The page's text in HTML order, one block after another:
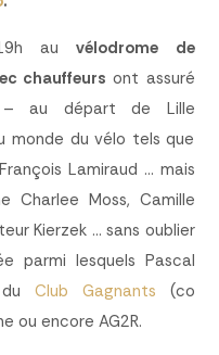
auvélodrome de
chauffeurs ont assuré
au départ de Lille
monde du vélo tels que
Lamiraud … mais
Charlee Moss, Camille
Kierzek … sans oublier
parmi lesquels Pascal
Club Gagnants (co
ou encore AG2R.